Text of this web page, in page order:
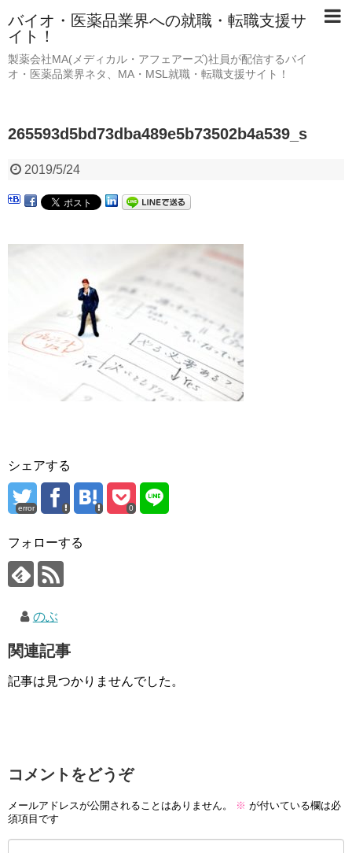
バイオ・医薬品業界への就職・転職支援サ
イト！
製薬会社MA(メディカル・アフェアーズ)社員が配信するバイ
オ・医薬品業界ネタ、MA・MSL就職・転職支援サイト！
265593d5bd73dba489e5b73502b4a539_s
2019/5/24
シェアする
error 0
フォローする
のぶ
関連記事
記事は見つかりませんでした。
コメントをどうぞ
メールアドレスが公開されることはありません。 ※ が付いている欄は必
須項目です